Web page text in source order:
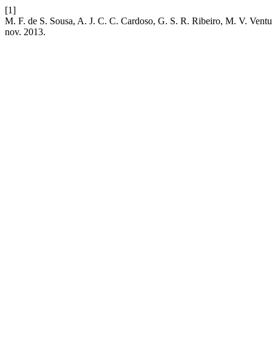
[1]
M. F. de S. Sousa, A. J. C. C. Cardoso, G. S. R. Ribeiro, M. V.
nov. 2013.